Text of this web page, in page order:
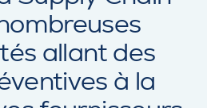
allant des
à la